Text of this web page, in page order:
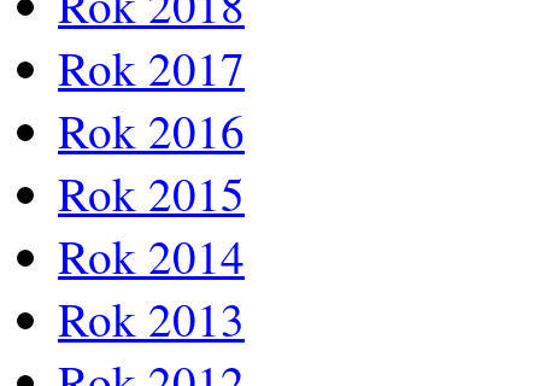
Rok 2017
Rok 2016
Rok 2015
Rok 2014
Rok 2013